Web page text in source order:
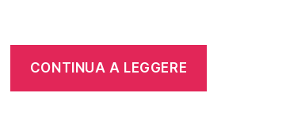
CONTINUA A LEGGERE